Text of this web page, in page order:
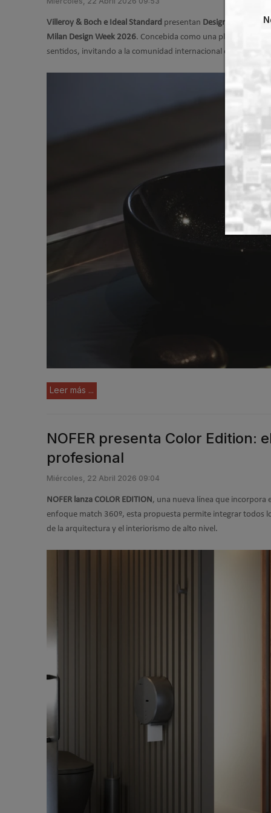
Villeroy & Boch e Ideal Standard presentan Design Continuum
Milan Design Week 2026. Concebida como una plataforma
sentidos, invitando a la comunidad internacional del diseño a
Leer más ...
NOFER presenta Color Edition:
profesional
Miércoles, 22 Abril 2026 09:04
NOFER lanza COLOR EDITION , una nueva línea que incorpora
enfoque match 360º, esta propuesta permite integrar todos
de la arquitectura y el interiorismo de alto nivel.